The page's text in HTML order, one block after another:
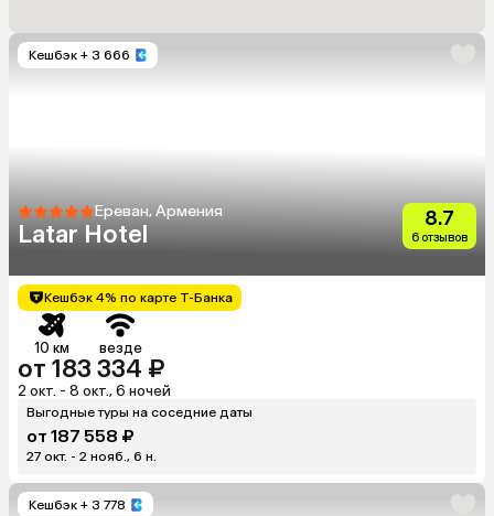
Кешбэк + 3 666
Ереван, Армения
Latar Hotel
8.7
6 отзывов
Кешбэк 4% по карте Т-Банка
10 км везде
от 183 334 ₽
2 окт. - 8 окт., 6 ночей
Выгодные туры на соседние даты
от 187 558 ₽
27 окт. - 2 нояб., 6 н.
Кешбэк + 3 778